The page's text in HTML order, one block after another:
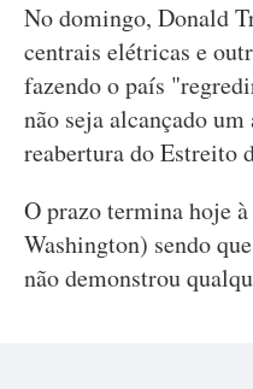
No domingo, Donald
centrais elétricas e
fazendo o país
não seja alcançado
reabertura do Estreito
O prazo termina hoje
Washington) sendo
não demonstrou